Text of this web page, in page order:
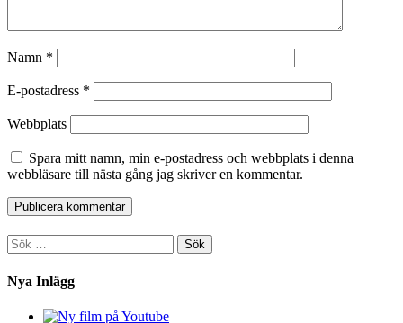
Namn *
E-postadress *
Webbplats
Spara mitt namn, min e-postadress och webbplats i denna
webbläsare till nästa gång jag skriver en kommentar.
Sök
efter:
Nya Inlägg